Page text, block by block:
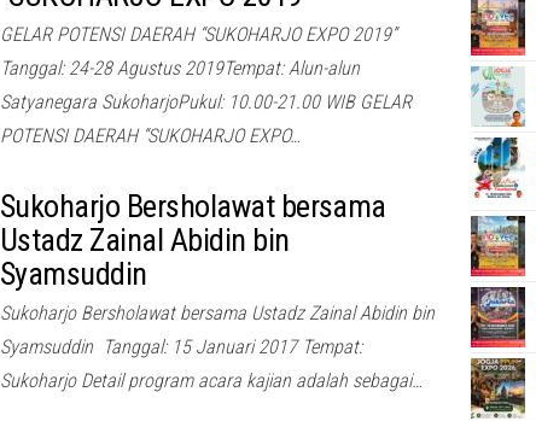
GELAR POTENSI DAERAH “SUKOHARJO EXPO 2019”
Tanggal: 24-28 Agustus 2019Tempat: Alun-alun
Satyanegara SukoharjoPukul: 10.00-21.00 WIB GELAR
POTENSI DAERAH “SUKOHARJO EXPO…
Sukoharjo Bersholawat bersama
Ustadz Zainal Abidin bin
Syamsuddin
Sukoharjo Bersholawat bersama Ustadz Zainal Abidin bin
Syamsuddin Tanggal: 15 Januari 2017 Tempat:
Sukoharjo Detail program acara kajian adalah sebagai…